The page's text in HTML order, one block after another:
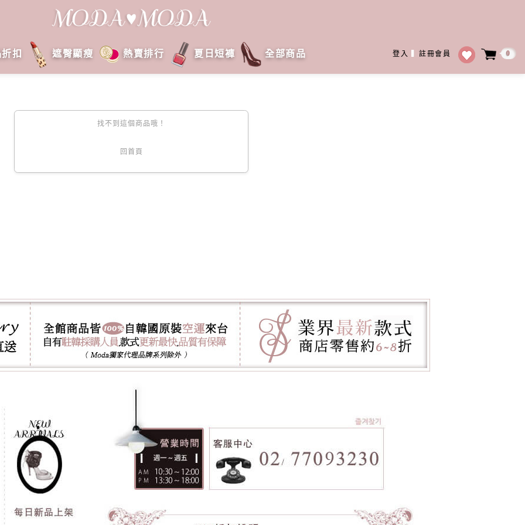
登入 註冊會員 0
扣 遮臀顯瘦 熱賣排行 夏日短褲 全部商品
找不到這個商品哦！
回首頁